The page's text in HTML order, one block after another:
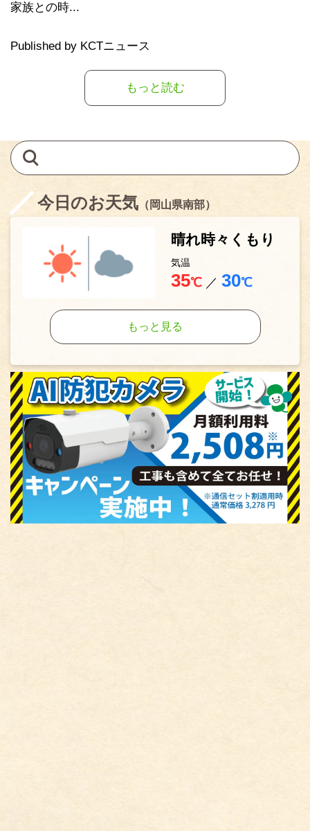
家族との時...
Published by KCTニュース
もっと読む
今日のお天気 （岡山県南部）
晴れ時々くもり
気温
35℃ ／ 30℃
もっと見る